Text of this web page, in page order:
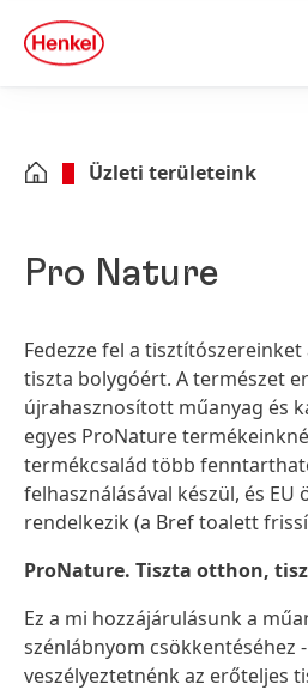
Skip to footer
quick
search
Üzleti területeink
Pro Nature
Fedezze fel a
tiszta bolygóért. A természet
újrahasznosított műanyag és
egyes ProNature
termékcsalád több
felhasználásával készül, és EU
rendelkezik (a Bref toalett
ProNature. Tiszta otthon,
Ez a mi hozzájárulásunk a
szénlábnyom csökkentéséhez
veszélyeztetnénk az erőteljes